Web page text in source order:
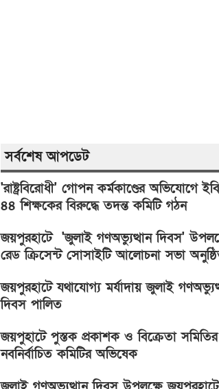
সর্বশেষ আপডেট
'রাষ্ট্রবিরোধী' গোপন কর্মকাণ্ডের অভিযোগে
৪৪ শিক্ষকের বিরুদ্ধে তদন্ত কমিটি গঠন
জয়পুরহাটে 'জুলাই গণঅভ্যুত্থান দিবস'
রেড ক্রিসেন্ট সোসাইটি আলোচনা সভা
জয়পুরহাটে যথাযোগ্য মর্যাদায় জুলাই
দিবস পালিত
জয়পুহাটে পুস্তক প্রকাশক ও বিক্রেতা সমিতির
নবনির্বাচিত কমিটির অভিষেক